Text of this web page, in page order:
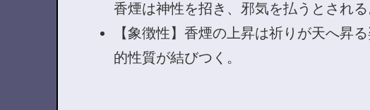
香煙は神性を招き、邪気を払うとされる
【象徴性】香煙の上昇は祈りが天へ昇
的性質が結びつく。